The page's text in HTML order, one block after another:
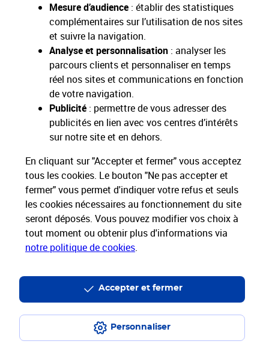
Mesure d’audience : établir des statistiques
complémentaires sur l’utilisation de nos sites
et suivre la navigation.
Analyse et personnalisation : analyser les
parcours clients et personnaliser en temps
réel nos sites et communications en fonction
de votre navigation.
Publicité : permettre de vous adresser des
publicités en lien avec vos centres d’intérêts
sur notre site et en dehors.
En cliquant sur "Accepter et fermer" vous acceptez
tous les cookies. Le bouton "Ne pas accepter et
fermer" vous permet d'indiquer votre refus et seuls
les cookies nécessaires au fonctionnement du site
seront déposés. Vous pouvez modifier vos choix à
tout moment ou obtenir plus d'informations via
notre politique de cookies.
Personnaliser
Accepter et fermer
Applications La Poste
Restons connectés
Nos Services
Nos Produits
La Poste vous accompagne
La Poste recrute